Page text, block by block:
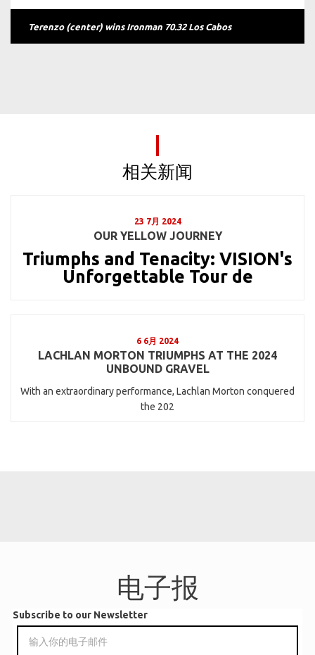
Terenzo (center) wins Ironman 70.32 Los Cabos
相关新闻
23 7月 2024
OUR YELLOW JOURNEY
Triumphs and Tenacity: VISION's
Unforgettable Tour de
6 6月 2024
LACHLAN MORTON TRIUMPHS AT THE 2024
UNBOUND GRAVEL
With an extraordinary performance, Lachlan Morton conquered
the 202
电子报
Subscribe to our Newsletter